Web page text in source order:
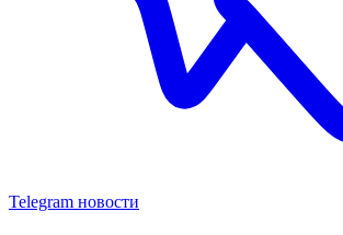
Telegram новости